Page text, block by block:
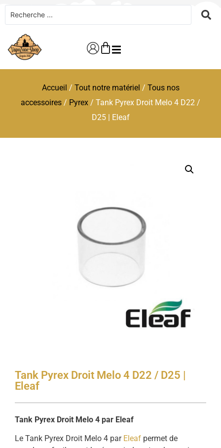
Accueil / Tout notre matériel / Tous nos
accessoires / Pyrex / Tank Pyrex Droit Melo 4 D22 /
D25 | Eleaf
Tank Pyrex Droit Melo 4 D22 / D25 |
Eleaf
Tank Pyrex Droit Melo 4 par Eleaf
Le Tank Pyrex Droit Melo 4 par Eleaf permet de